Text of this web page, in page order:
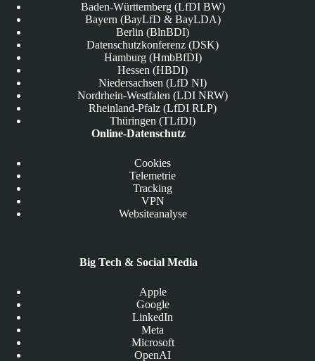
Baden-Württemberg (LfDI BW)
Bayern (BayLfD & BayLDA)
Berlin (BlnBDI)
Datenschutzkonferenz (DSK)
Hamburg (HmbBfDI)
Hessen (HBDI)
Niedersachsen (LfD NI)
Nordrhein-Westfalen (LDI NRW)
Rheinland-Pfalz (LfDI RLP)
Thüringen (TLfDI)
Online-Datenschutz
Cookies
Telemetrie
Tracking
VPN
Websiteanalyse
Big Tech & Social Media
Apple
Google
LinkedIn
Meta
Microsoft
OpenAI